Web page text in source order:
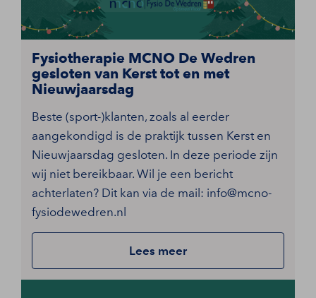
Fysiotherapie MCNO De Wedren
gesloten van Kerst tot en met
Nieuwjaarsdag
Beste (sport-)klanten, zoals al eerder
aangekondigd is de praktijk tussen Kerst en
Nieuwjaarsdag gesloten. In deze periode zijn
wij niet bereikbaar. Wil je een bericht
achterlaten? Dit kan via de mail: info@mcno-
fysiodewedren.nl
Lees meer